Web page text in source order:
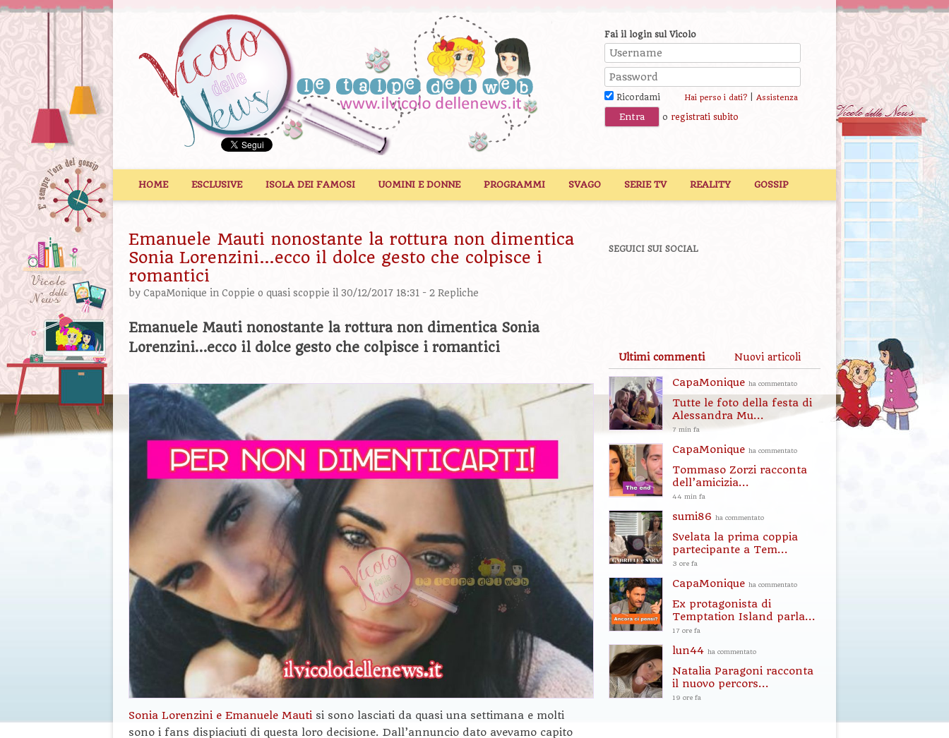
Fai il login sul Vicolo
Ricordami Hai perso i dati?| Assistenza
o registrati subito
HOME ESCLUSIVE ISOLA DEI FAMOSI UOMINI E DONNE PROGRAMMI SVAGO SERIE TV REALITY GOSSIP
Emanuele Mauti nonostante la rottura non dimentica
Sonia Lorenzini…ecco il dolce gesto che colpisce i
romantici
by CapaMonique in Coppie o quasi scoppie il 30/12/2017 18:31 - 2 Repliche
Emanuele Mauti nonostante la rottura non dimentica Sonia
Lorenzini…ecco il dolce gesto che colpisce i romantici
Sonia Lorenzini e Emanuele Mauti si sono lasciati da quasi una settimana e molti
sono i fans dispiaciuti di questa loro decisione. Dall’annuncio dato avevamo capito
SEGUICI SUI SOCIAL
Ultimi commenti Nuovi articoli
CapaMonique ha commentato
Tutte le foto della festa di
Alessandra Mu...
7 min fa
CapaMonique ha commentato
Tommaso Zorzi racconta
dell’amicizia...
44 min fa
sumi86 ha commentato
Svelata la prima coppia
partecipante a Tem...
3 ore fa
CapaMonique ha commentato
Ex protagonista di
Temptation Island parla...
17 ore fa
lun44 ha commentato
Natalia Paragoni racconta
il nuovo percors...
19 ore fa